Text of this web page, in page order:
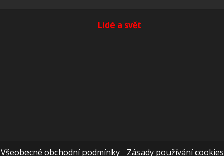
Lidé a svět
Všeobecné obchodní podmínky Zásady používání cookies